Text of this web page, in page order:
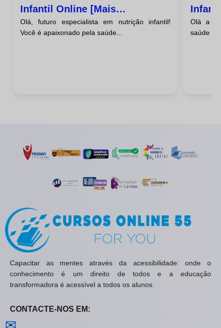
Infantil Online [mais
Competitivo]
Olá, futuro especialista em nutrição infantil!
Você é apaixonado pela saúde...
Saúde
Olá a
saúde
Capacitar as mentes através da acessibilidade: onde o
conhecimento é um direito de todos e a educação
transformadora é acessível a todos os alunos.
CONTACTE-NOS EM: